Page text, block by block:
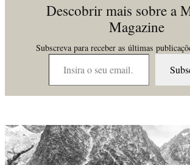
Descobrir mais sobre a
Magazine
Subscreva para receber as últimas
Insira o seu email…